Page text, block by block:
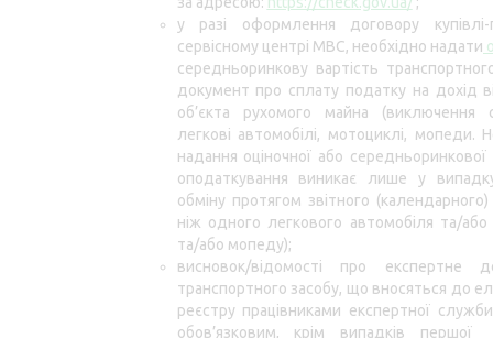
у разі оформлення договору
сервісному центрі МВС, необхідно надати
середньоринкову вартість
документ про сплату податку на дохід
об’єкта рухомого майна (виключення
легкові автомобілі, мотоциклі, мопеди.
надання оціночної або середньоринкової
оподаткування виникає лише у
обміну протягом звітного
ніж одного легкового автомобіля та/
та/або мопеду);
висновок/відомості про експертне
транспортного засобу, що вносяться до
реєстру працівниками експертної
обов’язковим, крім випадків першої